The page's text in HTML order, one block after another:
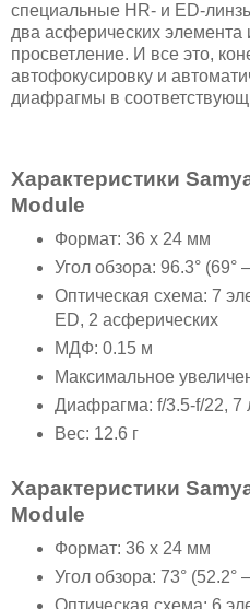
специальные HR- и ED-
два асферических элемента
просветление. И все это,
автофокусировку и
диафрагмы в
Характеристики
Module
Формат: 36 x 24 мм
Угол обзора: 96.3°
Оптическая схема: 7
ED, 2 асферических
МДФ: 0.15 м
Максимальное
Диафрагма: f/3.5-f/22, 7
Вес: 12.6 г
Характеристики
Module
Формат: 36 x 24 мм
Угол обзора: 73°